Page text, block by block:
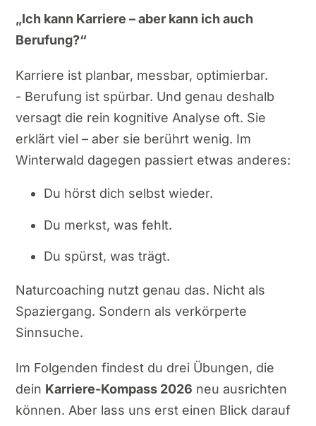
„Ich kann Karriere – aber kann ich auch
Berufung?“
Karriere ist planbar, messbar, optimierbar.
- Berufung ist spürbar. Und genau deshalb
versagt die rein kognitive Analyse oft. Sie
erklärt viel – aber sie berührt wenig. Im
Winterwald dagegen passiert etwas anderes:
Du hörst dich selbst wieder.
Du merkst, was fehlt.
Du spürst, was trägt.
Naturcoaching nutzt genau das. Nicht als
Spaziergang. Sondern als verkörperte
Sinnsuche.
Im Folgenden findest du drei Übungen, die
dein Karriere-Kompass 2026 neu ausrichten
können. Aber lass uns erst einen Blick darauf